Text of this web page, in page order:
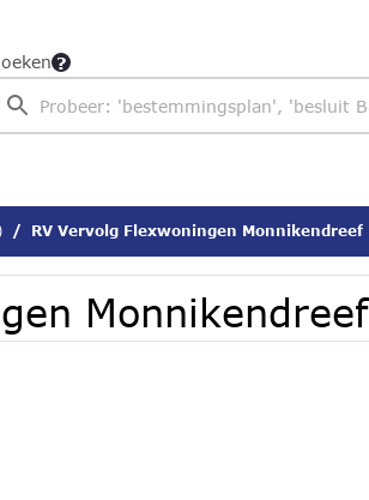
RV Vervolg Flexwoningen Monnikendreef
Monnikendreef